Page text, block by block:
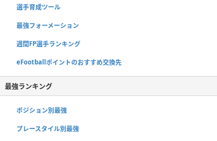
選手育成ツール
最強フォーメーション
週間FP選手ランキング
eFootballポイントのおすすめ交換先
最強ランキング
ポジション別最強
プレースタイル別最強